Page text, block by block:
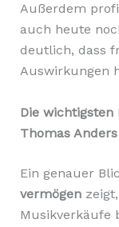
Außerdem
auch heute
deutlich, dass
Auswirkungen
Die
Thomas
Ein genauer
vermögenzeigt,
Musikverkäufe